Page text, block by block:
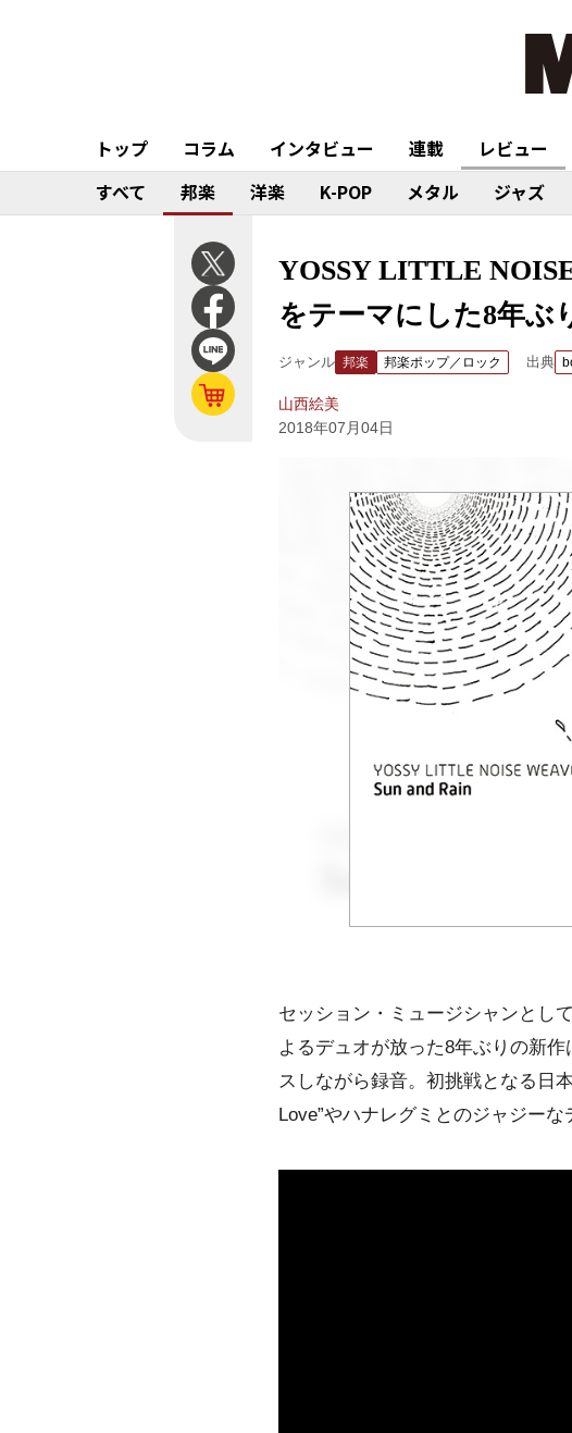
トップ コラム インタビュー 連載 レビュー
すべて
邦楽 洋楽 K-POP メタル ジャズ
YOSSY LITTLE
をテーマにした8年ぶ
ジャンル 邦楽 邦楽ポップ／ロック 出典
山西絵美
2018年07月04日
セッション・ミュージシャンとし
よるデュオが放った8年ぶりの新
スしながら録音。初挑戦となる日
Love”やハナレグミとのジャジーな